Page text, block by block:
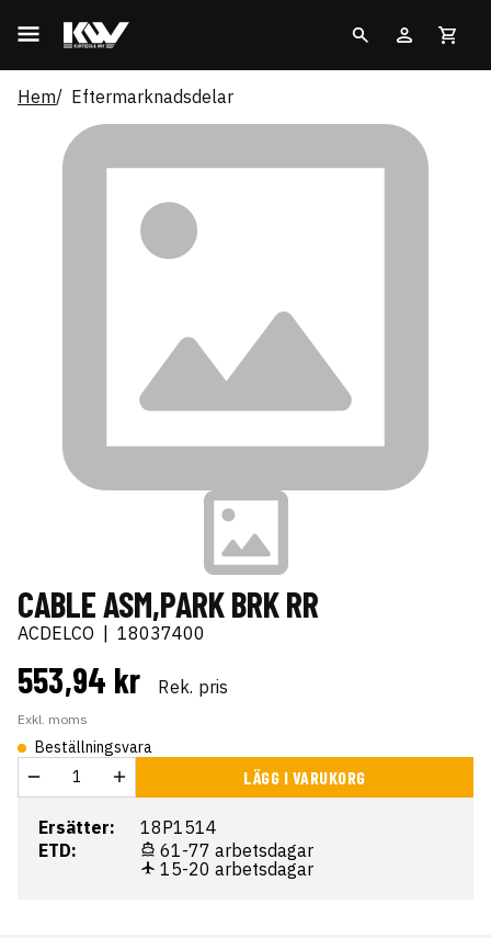
Hem Eftermarknadsdelar
CABLE ASM,PARK BRK RR
ACDELCO 18037400
553,94 kr Rek. pris
Exkl. moms
Beställningsvara
LÄGG I VARUKORG
Ersätter:
18P1514
ETD:
61-77 arbetsdagar
15-20 arbetsdagar